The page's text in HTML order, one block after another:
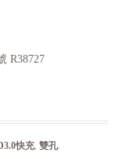
R38727
快充, 雙孔.